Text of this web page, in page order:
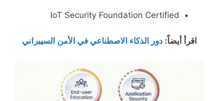
IoT Security Foundation Certified
اقرأ أيضاً: دور الذكاء الاصطناعي في الأمن السيبراني